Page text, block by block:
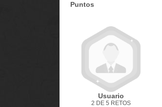
Puntos
Usuario
2 DE 5 RETOS